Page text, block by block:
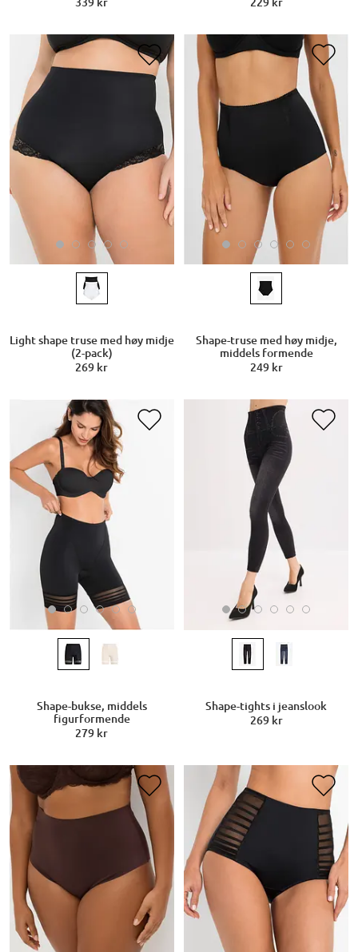
Light shape truse med høy midje
(2-pack)
269 kr
Shape-truse med høy midje,
middels formende
249 kr
Shape-bukse, middels
figurformende
279 kr
Shape-tights i jeanslook
269 kr